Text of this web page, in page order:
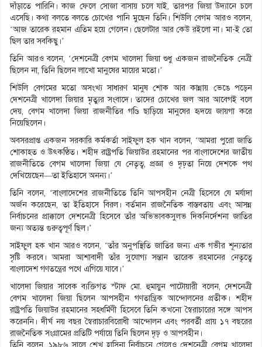
দাঁড়াতে পারিনি। কাজ ফেলে সোজা বাসায় চলে যাই, তারপর জিয়া উদ্যানে চলে
এসেছি। কথা বলতে বলতে চোখের পানি মুছেন তিনি। শিউলি বেগম আরও বলেন,
‘আজ তারেক রহমান এতিম হয়ে গেলেন। ছেলেটার আর কেউ রইলো না। মা-ই তো
ছিল তার সবকিছু।’
তিনি আরও বলেন, ‘দেশনেত্রী বেগম খালেদা জিয়া শুধু একজন রাজনৈতিক নেত্রী
ছিলেন না, তিনি ছিলেন লাখো মানুষের মায়ের মতো।’
শিউলি বেগমের মতো অসংখ্য সাধারণ মানুষ শোক আর কান্নায় ভেঙে পড়েন
দেশনেত্রী খালেদা জিয়ার মৃত্যুর সংবাদে। তাদের চোখের জল আর আবেগই বলে
দেয়, বেগম খালেদা জিয়া রাজনীতির গণ্ডি ছাড়িয়ে মানুষের হৃদয়ে জায়গা করে
নিয়েছিলেন।
অবসরপ্রাপ্ত একজন সরকারি কর্মকর্তা সাইফুল হক খান বলেন, ‘আমরা পুরো জাতি
শোকাহত ও উৎকণ্ঠিত। শহীদ রাষ্ট্রপতি জিয়াউর রহমানের পর বাংলাদেশের জাতীয়
রাজনীতিতে বেগম খালেদা জিয়া যে নেতৃত্ব, প্রজ্ঞা ও দৃঢ়তা নিয়ে দেশকে পথ
দেখিয়েছেন—তা ইতিহাসে অনন্য।’
তিনি বলেন, ‘বাংলাদেশের রাজনীতিতে তিনি আপসহীন নেত্রী হিসেবে যে মর্যাদা
অর্জন করেছেন, তা ইতিহাসে বিরল। বর্তমান রাজনৈতিক বাস্তবতায় এবং আসন্ন
নির্বাচনের প্রাক্কালে দেশনেত্রী হিসেবে তাঁর অভিভাবকসুলভ দিকনির্দেশনা জাতির
জন্য অত্যন্ত গুরুত্বপূর্ণ ছিল।’
সাইফুল হক খান আরও বলেন, ‘তাঁর অনুপস্থিতি জাতির জন্য এক গভীর শূন্যতার
সৃষ্টি করবে। আমরা আশাবাদী তাঁর সুযোগ্য সন্তান তারেক রহমানের নেতৃত্বে
বাংলাদেশ গণতন্ত্রের পথে এগিয়ে যাবে।’
খালেদা জিয়ার সাবেক ব্যক্তিগত স্টাফ মো. হুমায়ুন পাটোয়ারী বলেন, দেশনেত্রী
বেগম খালেদা জিয়া ছিলেন আপসহীন গণতান্ত্রিক আন্দোলনের প্রতীক। শহীদ
রাষ্ট্রপতি জিয়াউর রহমানের সহধর্মিণী হিসেবে তিনি কখনো স্বৈরাচারের সঙ্গে আপস
করেননি। দীর্ঘ নয় বছর স্বৈরাচারবিরোধী আন্দোলন এবং পরবর্তী প্রায় ১৭ বছরের
রাজনৈতিক সংগ্রামের প্রতিটি পর্যায়ে তিনি ছিলেন দৃঢ় ও আপসহীন।
তিনি বলেন, ১৯৮৬ সালে শেখ হাসিনা নির্বাচনে গেলেও দেশনেত্রী বেগম খালেদা